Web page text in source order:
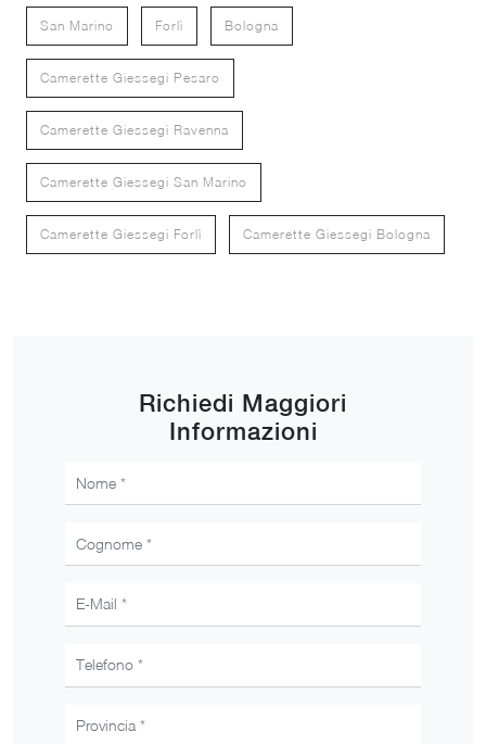
San Marino Forlì Bologna
Camerette Giessegi Pesaro
Camerette Giessegi Ravenna
Camerette Giessegi San Marino
Camerette Giessegi Forlì Camerette Giessegi Bologna
Richiedi Maggiori
Informazioni